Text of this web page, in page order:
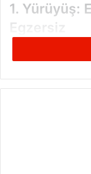
1. Yürüyüş:
Egzersiz
Gebelikte
egzersizdir.
Yürüyüş, kalp
fazla kilo alımını
ağrılarını